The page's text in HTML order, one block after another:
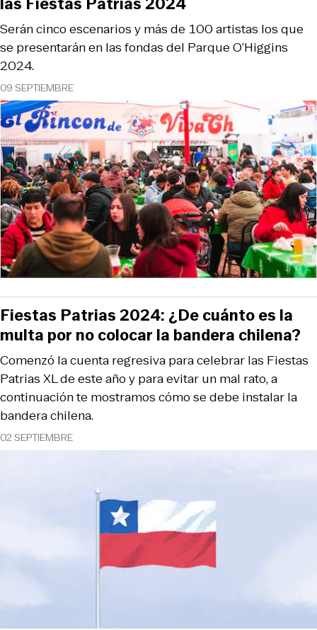
09 SEPTIEMBRE
Serán cinco escenarios y más de 100 artistas los que
se presentarán en las fondas del Parque O’Higgins
2024.
02 SEPTIEMBRE
Comenzó la cuenta regresiva para celebrar las Fiestas
Patrias XL de este año y para evitar un mal rato, a
continuación te mostramos cómo se debe instalar la
bandera chilena.
Fiestas Patrias 2024: ¿De cuánto es la
multa por no colocar la bandera chilena?